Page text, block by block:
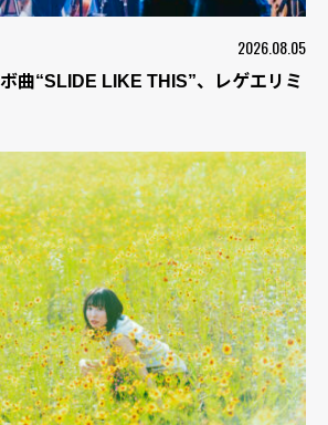
2026.08.05
曲“SLIDE LIKE THIS”、レゲエリミ